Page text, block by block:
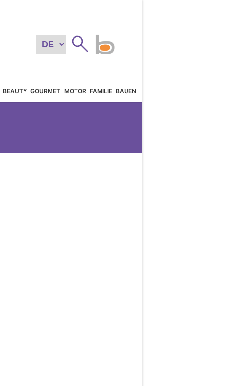
BEAUTY GOURMET MOTOR FAMILIE BAUEN